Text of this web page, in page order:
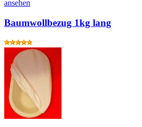
ansehen
Baumwollbezug 1kg lang